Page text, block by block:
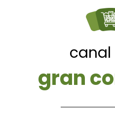
canal
gran